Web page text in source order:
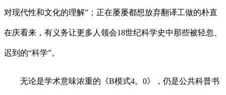
对现代性和文化的理解”；正在屡屡都想放弃翻译工做的朴直
在庆看来，有义务让更多人领会18世纪科学史中那些被轻忽、
迟到的“科学”。
无论是学术意味浓重的《B模式4。0》，仍是公共科普书